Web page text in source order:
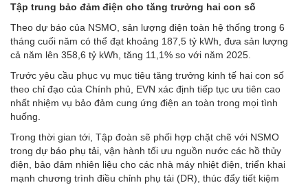
Tập trung bảo đảm điện cho tăng trưởng hai con số
Theo dự báo của NSMO, sản lượng điện toàn hệ thống trong 6
tháng cuối năm có thể đạt khoảng 187,5 tỷ kWh, đưa sản lượng
cả năm lên 358,6 tỷ kWh, tăng 11,1% so với năm 2025.
Trước yêu cầu phục vụ mục tiêu tăng trưởng kinh tế hai con số
theo chỉ đạo của Chính phủ, EVN xác định tiếp tục ưu tiên cao
nhất nhiệm vụ bảo đảm cung ứng điện an toàn trong mọi tình
huống.
Trong thời gian tới, Tập đoàn sẽ phối hợp chặt chẽ với NSMO
trong dự báo phụ tải , vận hành tối ưu nguồn nước các hồ thủy
điện, bảo đảm nhiên liệu cho các nhà máy nhiệt điện, triển khai
mạnh chương trình điều chỉnh phụ tải (DR), thúc đẩy tiết kiệm